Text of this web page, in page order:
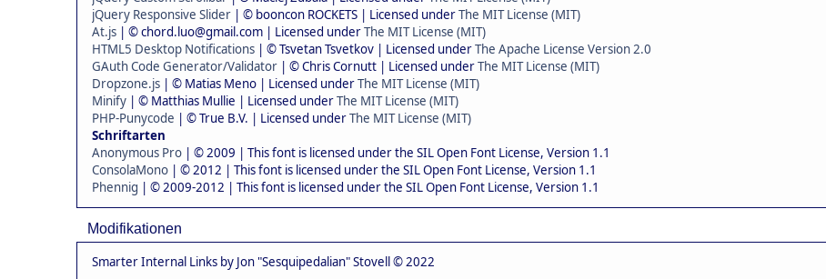
jQuery Responsive Slider | © booncon ROCKETS | Licensed underThe MIT License (MIT)
At.js | © chord.luo@gmail.com | Licensed underThe MIT License (MIT)
HTML5 Desktop Notifications | © Tsvetan Tsvetkov | Licensed underThe Apache License Version 2.0
GAuth Code Generator/Validator | © Chris Cornutt | Licensed underThe MIT License (MIT)
Dropzone.js | © Matias Meno | Licensed underThe MIT License (MIT)
Minify | © Matthias Mullie | Licensed underThe MIT License (MIT)
PHP-Punycode | © True B.V. | Licensed underThe MIT License (MIT)
Schriftarten
Anonymous Pro | © 2009 | This font is licensed under the SIL Open Font License, Version 1.1
ConsolaMono | © 2012 | This font is licensed under the SIL Open Font License, Version 1.1
Phennig | © 2009-2012 | This font is licensed under the SIL Open Font License, Version 1.1
Modifikationen
Smarter Internal Links by Jon "Sesquipedalian" Stovell © 2022